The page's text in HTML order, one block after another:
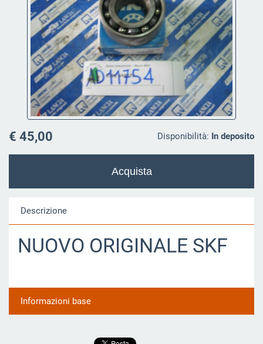
Disponibilità: In deposito
€ 45,00
Descrizione
NUOVO ORIGINALE SKF
Informazioni base